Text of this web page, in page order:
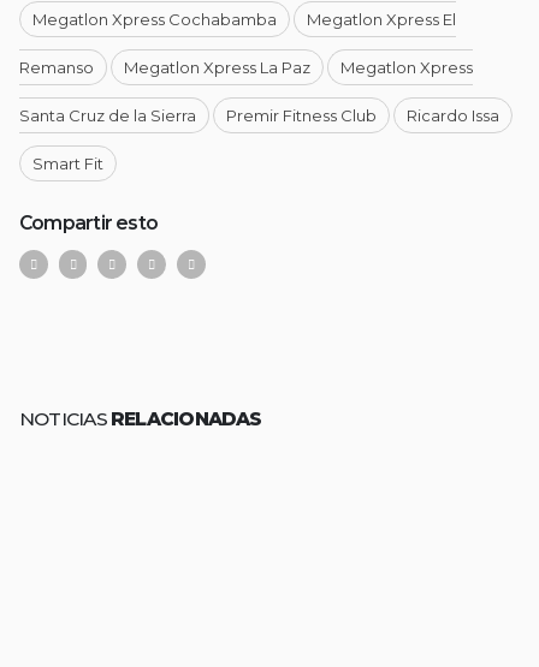
Megatlon Xpress Cochabamba Megatlon Xpress El
Remanso Megatlon Xpress La Paz Megatlon Xpress
Santa Cruz de la Sierra Premir Fitness Club Ricardo Issa
Smart Fit
Compartir esto
NOTICIAS RELACIONADAS